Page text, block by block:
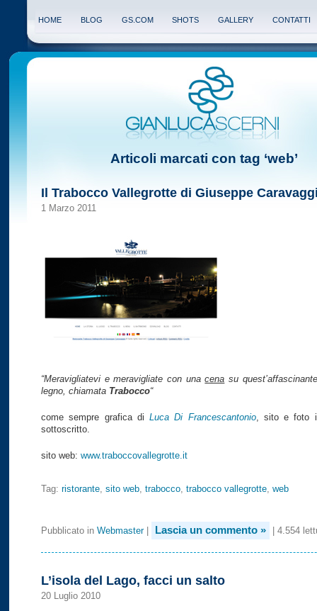
HOME BLOG GS.COM SHOTS GALLERY CONTATTI
Articoli marcati con tag ‘web’
Il Trabocco Vallegrotte di Giuseppe
1 Marzo 2011
“Meravigliatevi e meravigliate con unacena su
legno, chiamata Trabocco“
come sempre grafica di Luca Di Francescantonio, sito e foto
sottoscritto.
sito web: www.traboccovallegrotte.it
Tag: ristorante sito web trabocco trabocco vallegrotte web
Pubblicato in Webmaster| Lascia un commento » | 4.554
L’isola del Lago, facci un salto
20 Luglio 2010